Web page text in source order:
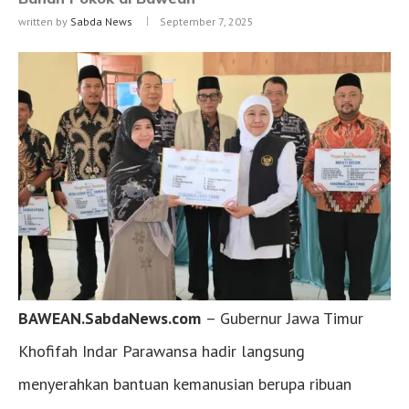
written by Sabda News September 7, 2025
BAWEAN.SabdaNews.com – Gubernur Jawa Timur
Khofifah Indar Parawansa hadir langsung
menyerahkan bantuan kemanusian berupa ribuan